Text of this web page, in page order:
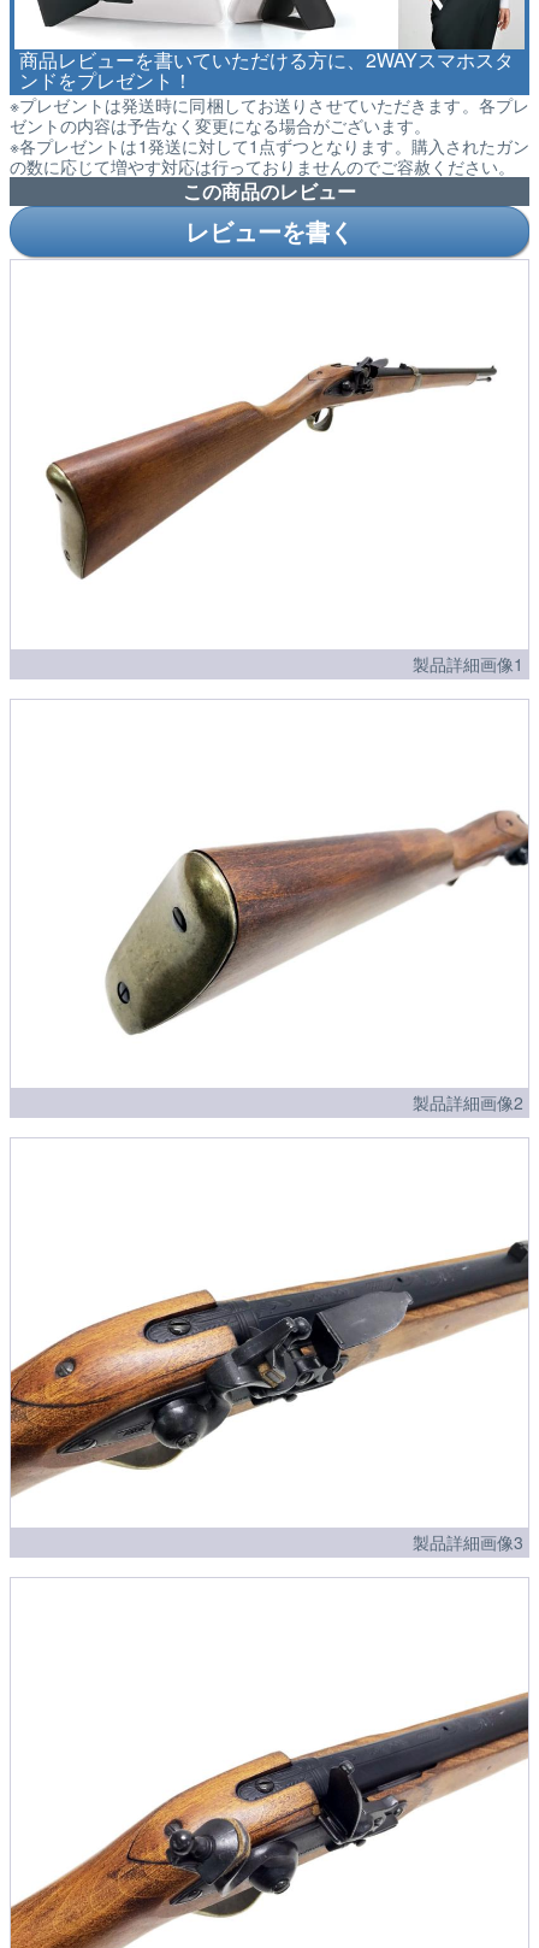
商品レビューを書いていただける方に、2WAYスマホスタ
ンドをプレゼント！
※プレゼントは発送時に同梱してお送りさせていただきます。各プレ
ゼントの内容は予告なく変更になる場合がございます。
※各プレゼントは1発送に対して1点ずつとなります。購入されたガン
の数に応じて増やす対応は行っておりませんのでご容赦ください。
この商品のレビュー
レビューを書く
製品詳細画像1
製品詳細画像2
製品詳細画像3